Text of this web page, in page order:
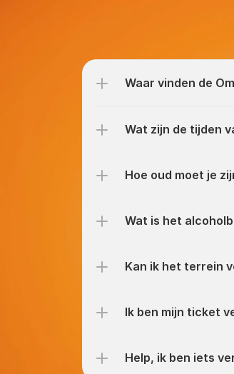
Waar vinden de
Wat zijn de tijden
Hoe oud moet je
Wat is het
Kan ik het terrein
Ik ben mijn ticket
Help, ik ben iets